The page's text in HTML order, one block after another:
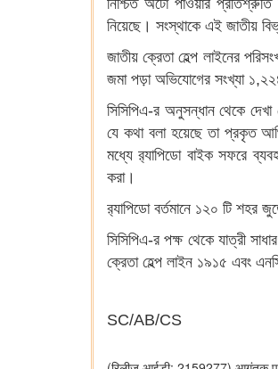
নিশ্চিত অটো পাওয়ার প্রতিশ্রুতি
নিয়েছে। সংস্থাকে এই জাতীয়
জাতীয় ক্রেতা হেল্প লাইনের
জমা পড়া অভিযোগের সংখ্যা
সিসিপিএ-র অনুসন্ধান থেকে দেখা
যে কথা বলা হয়েছে তা প্রকৃত
মধ্যে ব়্যাপিডো বাইক সফরে
করা।
ব়্যাপিডো বর্তমানে ১২০ টি শহর
সিসিপিএ-র পক্ষ থেকে যাত্রী
ক্রেতা হেল্প লাইন ১৯১৫ এবং
SC/AB/CS